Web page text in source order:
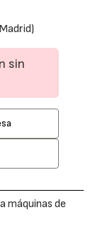
sin
máquinas de